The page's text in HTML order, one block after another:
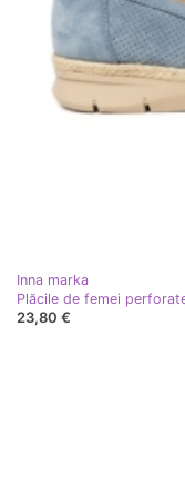
Inna marka
Plăcile de femei
23,80 €